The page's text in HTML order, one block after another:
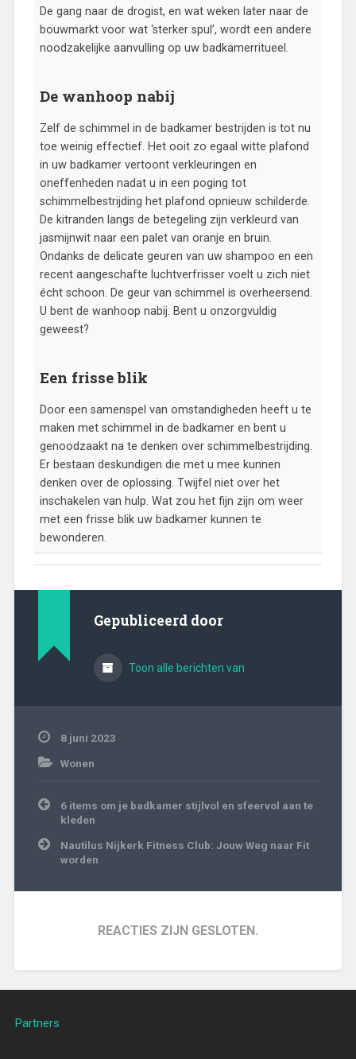
De gang naar de drogist, en wat weken later naar de
bouwmarkt voor wat ‘sterker spul’, wordt een andere
noodzakelijke aanvulling op uw badkamerritueel.
De wanhoop nabij
Zelf de schimmel in de badkamer bestrijden is tot nu
toe weinig effectief. Het ooit zo egaal witte plafond
in uw badkamer vertoont verkleuringen en
oneffenheden nadat u in een poging tot
schimmelbestrijding het plafond opnieuw schilderde.
De kitranden langs de betegeling zijn verkleurd van
jasmijnwit naar een palet van oranje en bruin.
Ondanks de delicate geuren van uw shampoo en een
recent aangeschafte luchtverfrisser voelt u zich niet
écht schoon. De geur van schimmel is overheersend.
U bent de wanhoop nabij. Bent u onzorgvuldig
geweest?
Een frisse blik
Door een samenspel van omstandigheden heeft u te
maken met schimmel in de badkamer en bent u
genoodzaakt na te denken over schimmelbestrijding.
Er bestaan deskundigen die met u mee kunnen
denken over de oplossing. Twijfel niet over het
inschakelen van hulp. Wat zou het fijn zijn om weer
met een frisse blik uw badkamer kunnen te
bewonderen.
Gepubliceerd door
Toon alle berichten van
8 juni 2023
Wonen
Bericht
navigatie
6 items om je badkamer stijlvol en sfeervol aan te
kleden
Nautilus Nijkerk Fitness Club: Jouw Weg naar Fit
worden
REACTIES ZIJN GESLOTEN.
Partners